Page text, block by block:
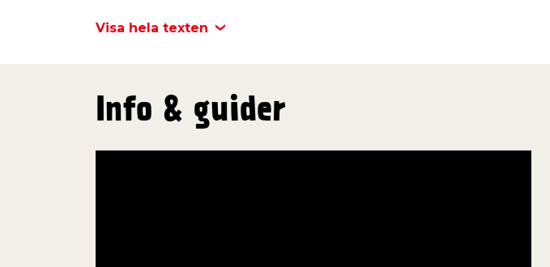
Visa hela texten
Info & guider